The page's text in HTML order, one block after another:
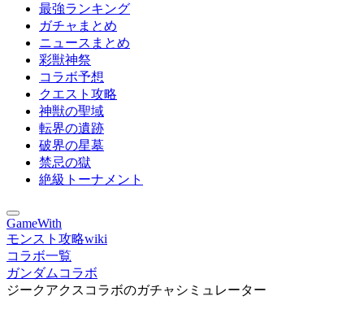
最強ランキング
ガチャまとめ
ニュースまとめ
彩獣神祭
コラボ予想
クエスト攻略
神獣の聖域
転界の遺跡
破界の星墓
禁忌の獄
絶級トーナメント
GameWith
モンスト攻略wiki
コラボ一覧
ガンダムコラボ
ジークアクスコラボのガチャシミュレーター